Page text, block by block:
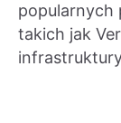
popularnych
takich jak